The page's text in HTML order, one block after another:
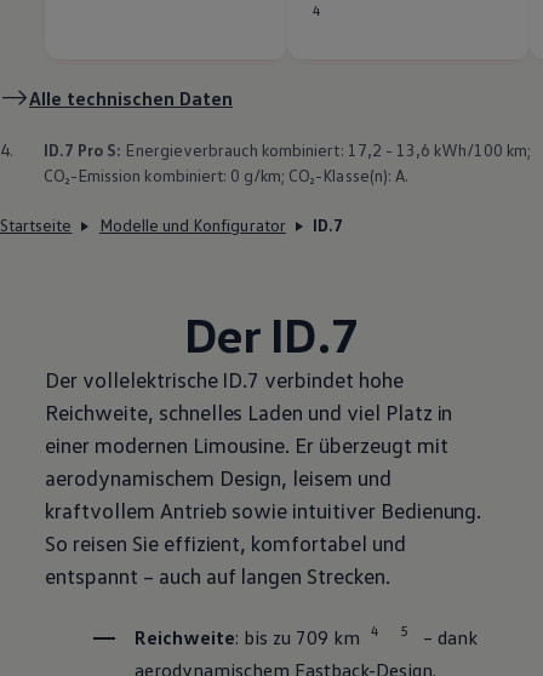
4
Alle technischen Daten
4. ID.7 Pro S: Energieverbrauch kombiniert: 17,2 - 13,6 kWh/100 km;
CO₂-Emission kombiniert: 0 g/km; CO₂-Klasse(n): A.
Startseite Modelle und Konfigurator ID.7
Der ID.7
Der vollelektrische ID.7 verbindet hohe
Reichweite, schnelles Laden und viel Platz in
einer modernen Limousine. Er überzeugt mit
aerodynamischem Design, leisem und
kraftvollem Antrieb sowie intuitiver Bedienung.
So reisen Sie effizient, komfortabel und
entspannt – auch auf langen Strecken.
Reichweite: bis zu 709 km 4 5
– dank
aerodynamischem Fastback-Design.